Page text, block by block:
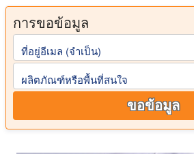
การขอข้อมูล
ที่อยู่อีเมล (จําเป็น)
ผลิตภัณฑ์หรือพื้นที่สนใจ
ขอข้อมูล